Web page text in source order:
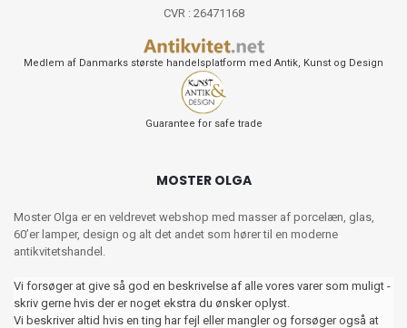
CVR : 26471168
Medlem af Danmarks største handelsplatform med Antik, Kunst og Design
Guarantee for safe trade
MOSTER OLGA
Moster Olga er en veldrevet webshop med masser af porcelæn, glas,
60’er lamper, design og alt det andet som hører til en moderne
antikvitetshandel.
Vi forsøger at give så god en beskrivelse af alle vores varer som muligt -
skriv gerne hvis der er noget ekstra du ønsker oplyst.
Vi beskriver altid hvis en ting har fejl eller mangler og forsøger også at